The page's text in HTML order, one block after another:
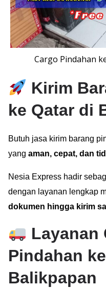
Cargo Pindahan
Kirim
ke Qatar di
Butuh jasa kirim barang
yang aman, cepat, dan
Nesia Express hadir
dengan layanan lengkap
dokumen hingga kirim
Layanan
Pindahan
Balikpapan